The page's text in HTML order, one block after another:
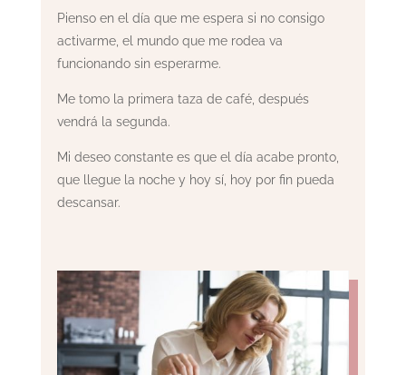
Pienso en el día que me espera si no consigo
activarme, el mundo que me rodea va
funcionando sin esperarme.
Me tomo la primera taza de café, después
vendrá la segunda.
Mi deseo constante es que el día acabe pronto,
que llegue la noche y hoy sí, hoy por fin pueda
descansar.